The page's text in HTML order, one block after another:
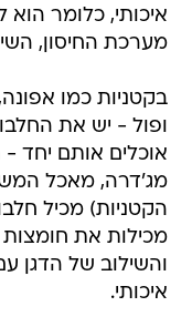
איכותי, כלומר הוא
מערכת החיסון,
בקטניות כמו
ופול - יש את
אוכלים אותם יחד -
מג'דרה, מאכל
הקטניות) מכיל
מכילות את
והשילוב של הדגן
איכותי.